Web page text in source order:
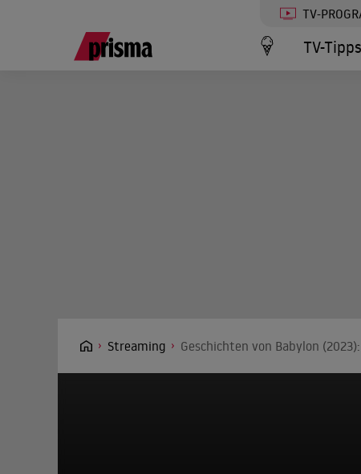
TV-
TV-Tipps
Streaming Geschichten von Babylon